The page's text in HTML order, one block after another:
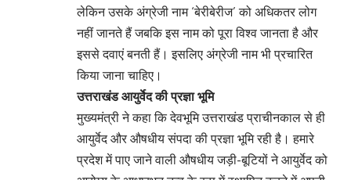
लेकिन उसके अंग्रेजी नाम ‘बेरीबेरीज’ को अधिकतर लोग
नहीं जानते हैं जबकि इस नाम को पूरा विश्व जानता है और
इससे दवाएं बनती हैं। इसलिए अंग्रेजी नाम भी प्रचारित
किया जाना चाहिए।
उत्तराखंड आयुर्वेद की प्रज्ञा भूमि
मुख्यमंत्री ने कहा कि देवभूमि उत्तराखंड प्राचीनकाल से ही
आयुर्वेद और औषधीय संपदा की प्रज्ञा भूमि रही है। हमारे
प्रदेश में पाए जाने वाली औषधीय जड़ी-बूटियों ने आयुर्वेद को